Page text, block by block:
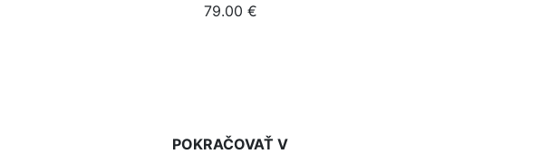
79.00 €
POKRAČOVAŤ V